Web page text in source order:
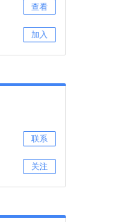
查看
加入
联系
关注